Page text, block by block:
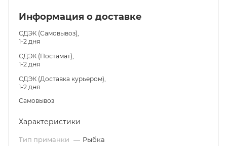
Информация о доставке
СДЭК (Самовывоз),
1-2 дня
СДЭК (Постамат),
1-2 дня
СДЭК (Доставка курьером),
1-2 дня
Самовывоз
Характеристики
Тип приманки — Рыбка